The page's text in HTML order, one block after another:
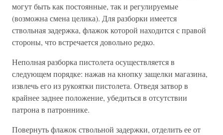
могут быть как постоянные, так и регулируемые
(возможна смена целика). Для разборки имеется
ствольная задержка, флажок которой находится с правой
стороны, что встречается довольно редко.
Неполная разборка пистолета осуществляется в
следующем порядке: нажав на кнопку защелки магазина,
извлечь его из рукоятки пистолета. Отведя затвор в
крайнее заднее положение, убедиться в отсутствии
патрона в патроннике.
Повернуть флажок ствольной задержки, отделить ее от